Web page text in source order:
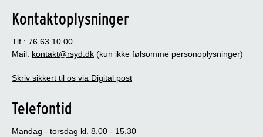
Kontaktoplysninger
Tlf.: 76 63 10 00
Mail: kontakt@rsyd.dk (kun ikke følsomme personoplysninger)
Skriv sikkert til os via Digital post
Telefontid
Mandag - torsdag kl. 8.00 - 15.30